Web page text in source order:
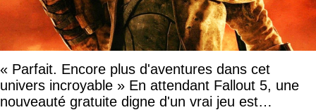
« Parfait. Encore plus d'aventures dans cet
univers incroyable » En attendant Fallout 5, une
nouveauté gratuite digne d'un vrai jeu est